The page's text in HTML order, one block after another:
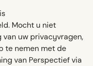
Mocht u niet
uw privacyvragen,
te nemen met de
van Perspectief via